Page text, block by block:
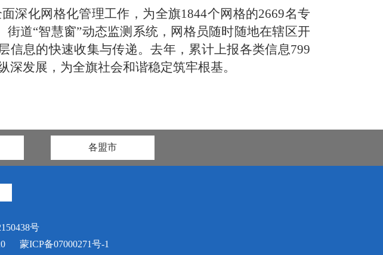
深化网格化管理工作 ， 为全旗1844个网格的2669名专
街道“智慧窗”动态监测系统，网格员随时随地在辖区开
信息的快速收集与传递。去年 ， 累计上报各类信息799
发展，为全旗社会和谐稳定筑牢根基。
各盟市
号
蒙ICP备07000271号-1